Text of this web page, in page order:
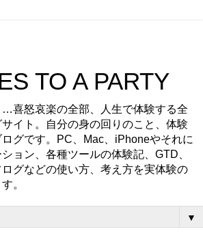
TO A PARTY
…喜怒哀楽の全部、人生で体験する全
イト。自分の身の回りのこと、体験
グです。PC、Mac、iPhoneやそれに
ョン、各種ツールの体験記、GTD、
グなどの使い方、考え方を実体験の
。
▼